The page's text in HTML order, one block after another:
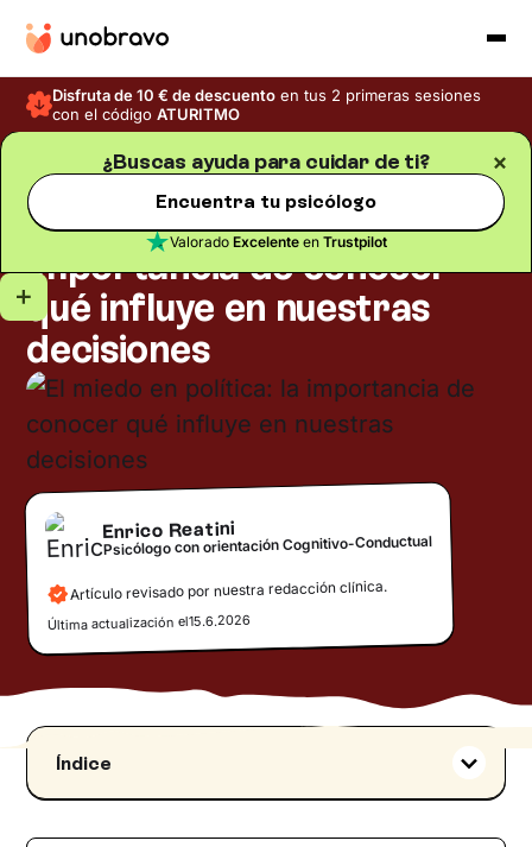
Disfruta de 10 € de descuento en tus 2 primeras sesiones
con el códigoATURITMO
¿Buscas ayuda para cuidar de ti?
Encuentra tu psicólogo
Valorado Excelenteen Trustpilot
Blog Salud mental
El miedo en política: la
importancia de conocer
qué influye en nuestras
decisiones
Enrico Reatini
Psicólogo con orientación Cognitivo-Conductual
Artículo revisado por nuestra redacción clínica.
Última actualización el15.6.2026
Índice
Cómo funciona el miedo en política
El miedo no actúa solo